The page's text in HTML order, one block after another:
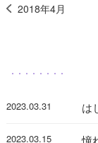
2018年4月
2023.03.31 は
2023.03.15 憧